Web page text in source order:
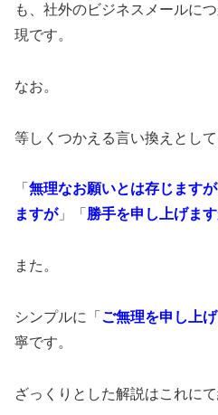
も、社外のビジネスメールに
現です。
なお。
等しくつかえる言い換えとし
「 無理なお願いとは存じますが
ますが」「 勝手を申し上げま
また。
シンプルに「 ご無理を申し上
寧です。
ざっくりとした解説はこれにて